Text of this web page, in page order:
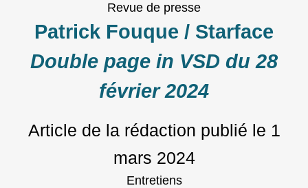
Revue de presse
Patrick Fouque / Starface
Double page in VSD du 28
février 2024
Article de la rédaction publié le 1
mars 2024
Entretiens